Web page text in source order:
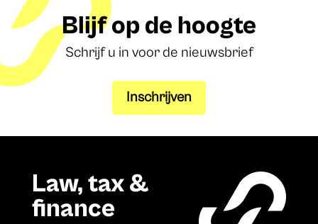
Blijf op de hoogte
Schrijf u in voor de nieuwsbrief
Inschrijven
Law, tax &
finance